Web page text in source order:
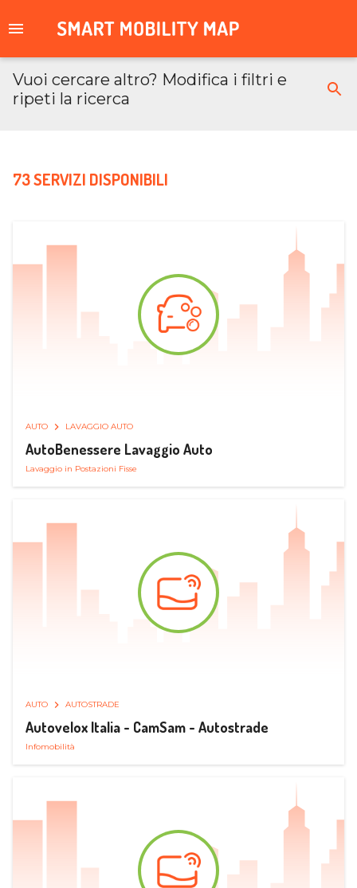
Vuoi cercare altro? Modifica i filtri e
ripeti la ricerca
73 SERVIZI DISPONIBILI
AUTO LAVAGGIO AUTO
AutoBenessere Lavaggio Auto
Lavaggio in Postazioni Fisse
AUTO AUTOSTRADE
Autovelox Italia - CamSam - Autostrade
Infomobilità